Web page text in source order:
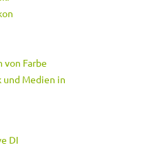
von Farbe
und Medien in
DI